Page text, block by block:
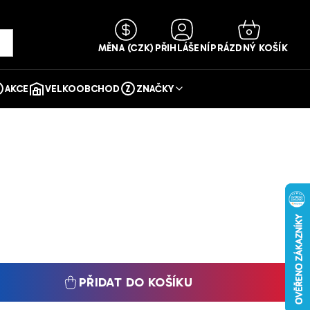
MĚNA (CZK) PŘIHLÁŠENÍ
NÁKUPNÍ
KOŠÍK
PRÁZDNÝ KOŠÍK
AKCE VELKOOBCHOD ZNAČKY
PŘIDAT DO KOŠÍKU